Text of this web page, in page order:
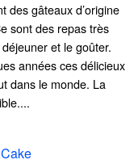
des gâteaux d’origine
sont des repas très
et le goûter.
années ces délicieux
dans le monde. La
Cake